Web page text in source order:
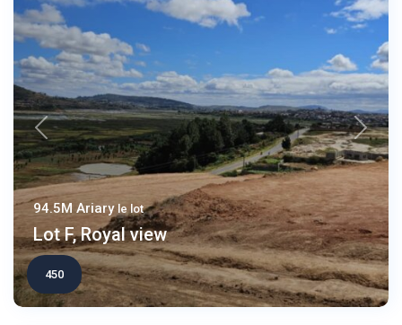
Previous Next
94.5M Ariary le lot
Lot F, Royal view
450